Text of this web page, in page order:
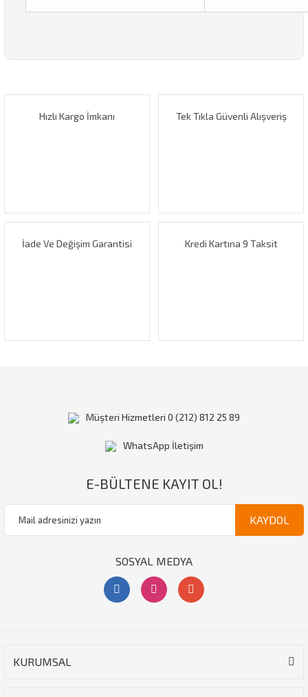
Görüş ve önerileriniz için teşekkür ederiz.
Hızlı Kargo İmkanı Tek Tıkla Güvenli Alışveriş
İade Ve Değişim Garantisi Kredi Kartına 9 Taksit
KURUMSAL
Müşteri Hizmetleri 0 (212) 812 25 89
WhatsApp İletişim
E-BÜLTENE KAYIT OL!
KAYDOL
SOSYAL MEDYA